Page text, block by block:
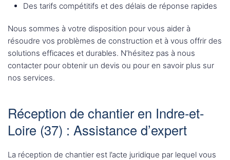
Des tarifs compétitifs et des délais de réponse rapides
Nous sommes à votre disposition pour vous aider à
résoudre vos problèmes de construction et à vous offrir des
solutions efficaces et durables. N’hésitez pas à nous
contacter pour obtenir un devis ou pour en savoir plus sur
nos services.
Réception de chantier en Indre-et-
Loire (37) : Assistance d’expert
La réception de chantier est l’acte juridique par lequel vous